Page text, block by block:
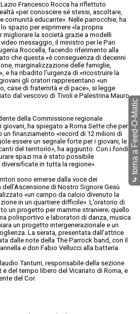
Francesco Rocca ha riflettuto
«per conoscere sé stessi, ascoltare,
comunità educante». Nelle parrocchie, ha
spazio per esprimere «la propria
migliorare la società grazie a modelli
messaggio, il ministro per le Pari
Roccella, facendo riferimento alla
che questa «è conseguenza di decenni
marginalizzazione delle famiglie,
e ha ribadito l’urgenza di «ricostruire la
gli oratori rappresentano «un
case di fraternità e di pace», si legge
dal vescovo di Tivoli e Palestrina Mauro
della Commissione regionale
ha spiegato a Roma Sette che per
finanziamento «record di 12 milioni di
essere un segnale forte per i giovani, le
del territorio», ha aggiunto. Con i fondi
spazi ma è stato possibile
in tutta la regione».
sono emerse dalla voce dei
di Nostro Signore Gesù
«un campo da calcio divenuto la
in un quartiere difficile». L’oratorio di
un progetto per mamme straniere; quello
polisportivo e laboratori di danza, musica
un progetto intergenerazionale e un
La serata, presentata dall’attrice
dalle note della The Parrock band, con il
e don Fabio Vellucci alla batteria.
Tanturri, responsabile della sezione
del tempo libero del Vicariato di Roma, e
del Cor.
⤷
torna a Feed-O-Matic